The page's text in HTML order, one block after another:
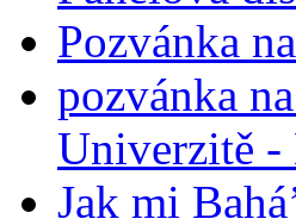
Pozvánka
pozvánka
Univerzitě -
Jak mi